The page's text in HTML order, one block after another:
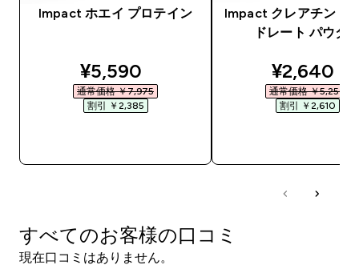
Impact ホエイ プロテイン
discounted price
¥5,590‎
通常価格 ￥7,975‎
割引 ￥2,385‎
Impact クレアチン モ
ドレート パウダ
¥2,640‎
通常価格 ￥5,250‎
割引 ￥2,610‎
すべてのお客様の口コミ
現在口コミはありません。